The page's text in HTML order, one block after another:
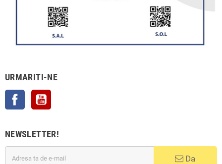
URMARITI-NE
Facebook
NEWSLETTER!
Da